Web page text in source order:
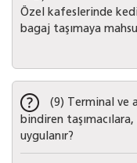
Özel kafeslerinde
bagaj taşımaya
(9) Terminal ve
bindiren
uygulanır?